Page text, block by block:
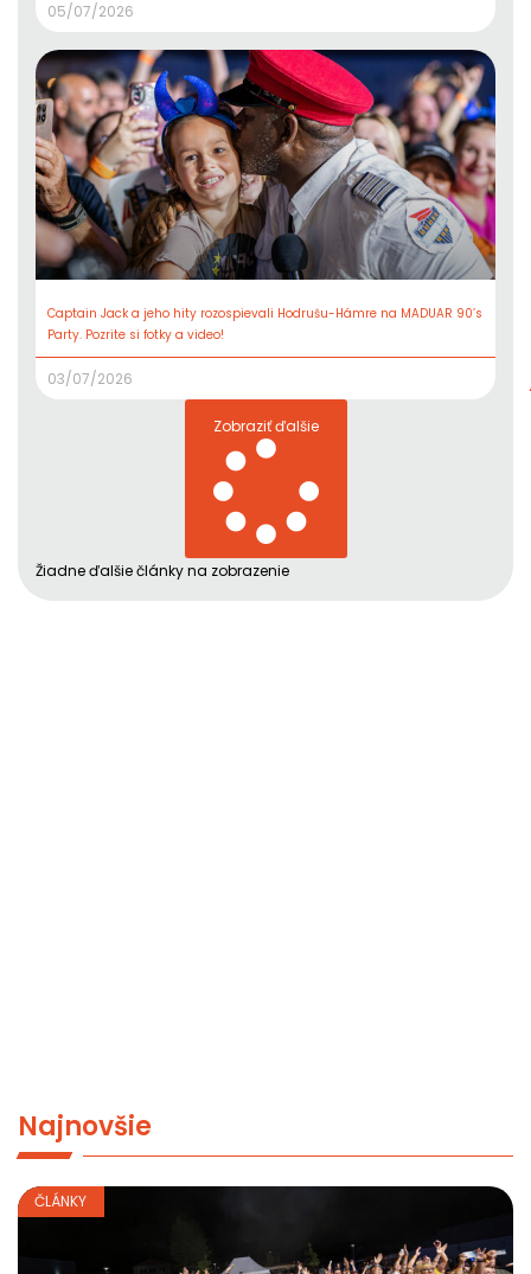
05/07/2026
Captain Jack a jeho hity rozospievali Hodrušu-Hámre na MADUAR 90’s
Party. Pozrite si fotky a video!
03/07/2026
Zobraziť ďalšie
Žiadne ďalšie články na zobrazenie
Najnovšie
ČLÁNKY